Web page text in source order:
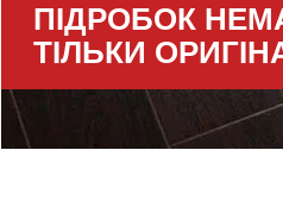
ПІДРОБОК
ТІЛЬКИ